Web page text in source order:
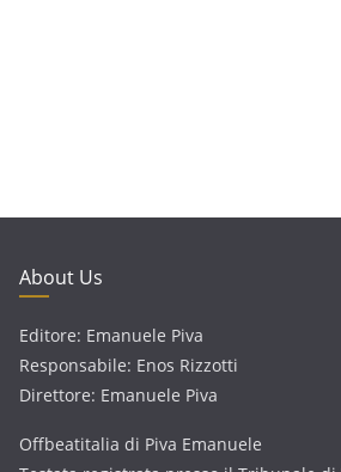
About Us
Editore: Emanuele Piva
Responsabile: Enos Rizzotti
Direttore: Emanuele Piva
Offbeatitalia di Piva Emanuele